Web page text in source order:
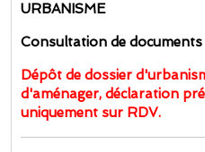
URBANISME
Consultation de
Dépôt de dossier
d'aménager, déclaration
uniquement sur RDV.